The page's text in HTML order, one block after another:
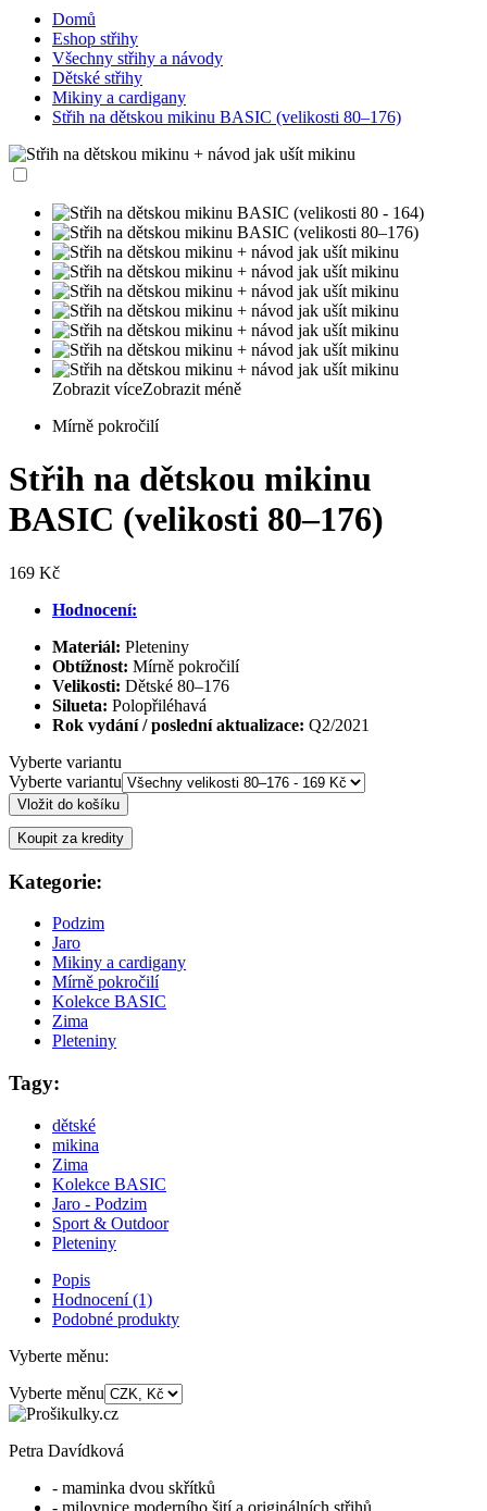
Domů
Eshop střihy
Všechny střihy a návody
Dětské střihy
Mikiny a cardigany
Střih na dětskou mikinu BASIC (velikosti 80–176)
Zobrazit víceZobrazit méně
Mírně pokročilí
Střih na dětskou mikinu
BASIC (velikosti 80–176)
169 Kč
Hodnocení:
Materiál: Pleteniny
Obtížnost: Mírně pokročilí
Velikosti: Dětské 80–176
Silueta: Polopřiléhavá
Rok vydání / poslední aktualizace: Q2/2021
Vyberte variantu
Vyberte variantu
Vložit do košíku
Koupit za kredity
Kategorie:
Podzim
Jaro
Mikiny a cardigany
Mírně pokročilí
Kolekce BASIC
Zima
Pleteniny
Tagy:
dětské
mikina
Zima
Kolekce BASIC
Jaro - Podzim
Sport & Outdoor
Pleteniny
Popis
Hodnocení (1)
Podobné produkty
Vyberte měnu:
Vyberte měnu
Petra Davídková
- maminka dvou skřítků
- milovnice moderního šití a originálních střihů